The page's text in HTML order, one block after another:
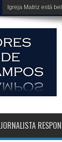
Erivélton e HJ,
JORNALISTA